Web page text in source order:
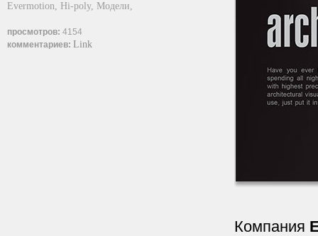
Evermotion, Hi-poly, Модели,
просмотров: 4154
комментариев: Link
Компания